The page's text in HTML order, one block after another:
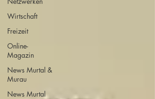
Wirtschaft
Freizeit
Online-
Magazin
News Murtal &
Murau
News Murtal